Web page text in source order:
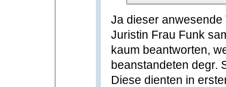
Ja dieser
Juristin Frau Funk
kaum beantworten,
beanstandeten degr.
Diese dienten in